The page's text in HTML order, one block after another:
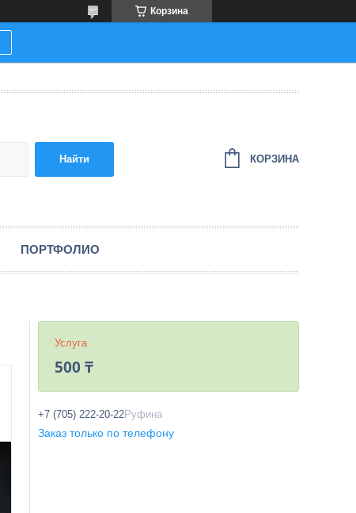
Корзина
Найти КОРЗИНА
ПОРТФОЛИО
Услуга
500 ₸
+7 (705) 222-20-22Руфина
Заказ только по телефону